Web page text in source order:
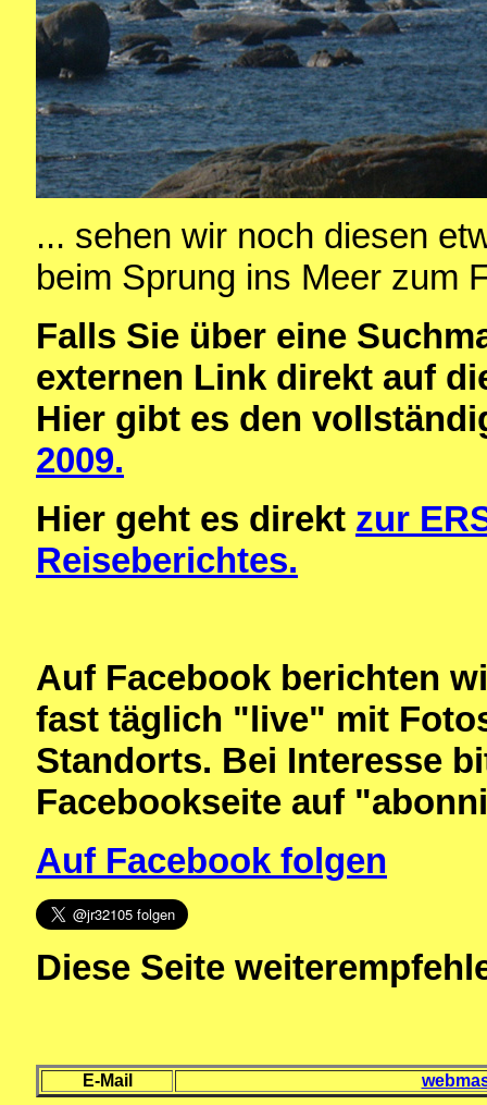
... sehen wir noch diesen
beim Sprung ins Meer zum
Falls Sie über eine
externen Link direkt auf
Hier gibt es den
2009.
Hier geht es direkt zur
Reiseberichtes.
Auf Facebook berichten
fast täglich "live" mit
Standorts. Bei Interesse
Facebookseite auf
Auf Facebook folgen
Diese Seite
E-Mail